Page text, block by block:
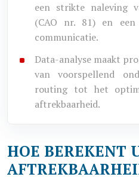
een strikte naleving
(CAO nr. 81) en
communicatie.
Data-analyse maakt
van voorspellend
routing tot het
aftrekbaarheid.
HOE BEREKENT